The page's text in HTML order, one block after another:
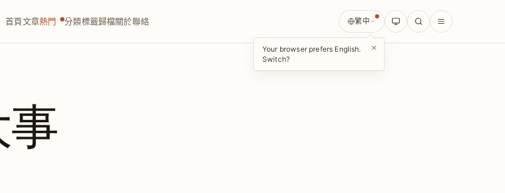
首頁文章熱門 分類標籤歸檔關於聯絡 繁中
Your browser prefers English.
Switch?
×